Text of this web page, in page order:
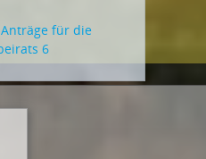
Anträge für die
6